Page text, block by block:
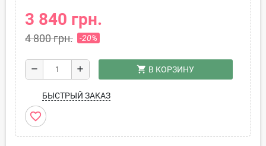
3 840 грн.
4 800 грн. -20%
remove add shopping_cart В КОРЗИНУ
БЫСТРЫЙ ЗАКАЗ
favorite_border